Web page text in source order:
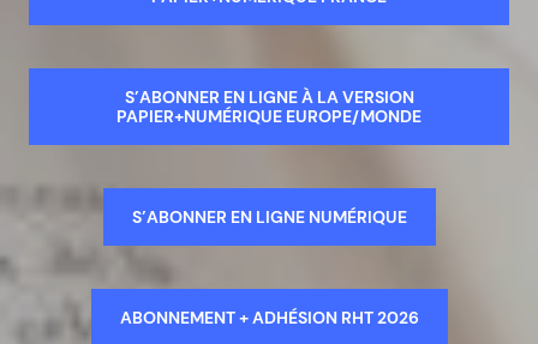
S’ABONNER EN LIGNE À LA VERSION
PAPIER+NUMÉRIQUE EUROPE/MONDE
S’ABONNER EN LIGNE NUMÉRIQUE
ABONNEMENT + ADHÉSION RHT 2026